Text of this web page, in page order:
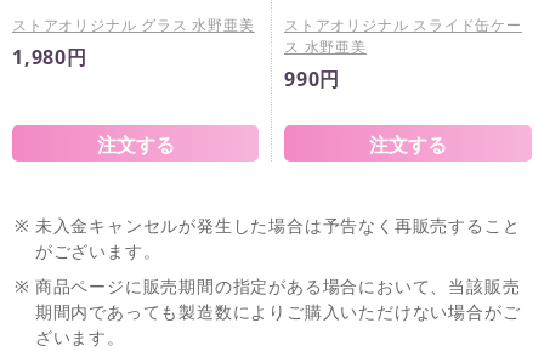
ストアオリジナル グラス 水野亜美
1,980円
ストアオリジナル スライド缶ケー
ス 水野亜美
990円
※ 未入金キャンセルが発生した場合は予告なく再販売すること
がございます。
※ 商品ページに販売期間の指定がある場合において、当該販売
期間内であっても製造数によりご購入いただけない場合がご
ざいます。